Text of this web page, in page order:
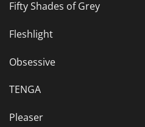
Fifty Shades of Grey
Fleshlight
Obsessive
TENGA
Pleaser